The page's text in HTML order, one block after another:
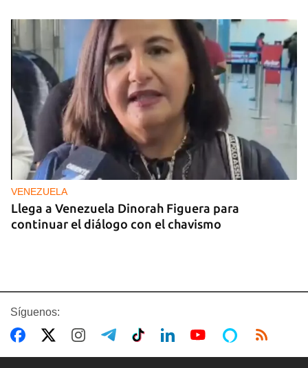
VENEZUELA
Llega a Venezuela Dinorah Figuera para
continuar el diálogo con el chavismo
Síguenos: